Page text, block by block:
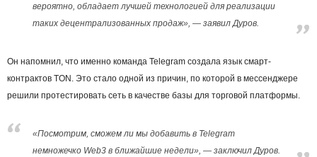
вероятно, обладает лучшей технологией для реализации
таких децентрализованных продаж», — заявил Дуров.
Он напомнил, что именно команда Telegram создала язык смарт-
контрактов TON. Это стало одной из причин, по которой в мессенджере
решили протестировать сеть в качестве базы для торговой платформы.
«Посмотрим, сможем ли мы добавить в Telegram
немножечко Web3 в ближайшие недели», — заключил Дуров.